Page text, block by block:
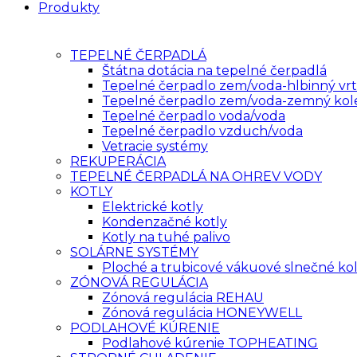
Produkty
TEPELNÉ ČERPADLÁ
Štátna dotácia na tepelné čerpadlá
Tepelné čerpadlo zem/voda-hlbinný vrt
Tepelné čerpadlo zem/voda-zemný
Tepelné čerpadlo voda/voda
Tepelné čerpadlo vzduch/voda
Vetracie systémy
REKUPERÁCIA
TEPELNÉ ČERPADLÁ NA OHREV VODY
KOTLY
Elektrické kotly
Kondenzačné kotly
Kotly na tuhé palivo
SOLÁRNE SYSTÉMY
Ploché a trubicové vákuové slnečné
ZÓNOVÁ REGULÁCIA
Zónová regulácia REHAU
Zónová regulácia HONEYWELL
PODLAHOVÉ KÚRENIE
Podlahové kúrenie TOPHEATING